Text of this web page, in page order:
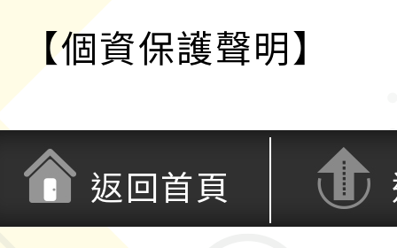
【個資保護聲明】
返回首頁